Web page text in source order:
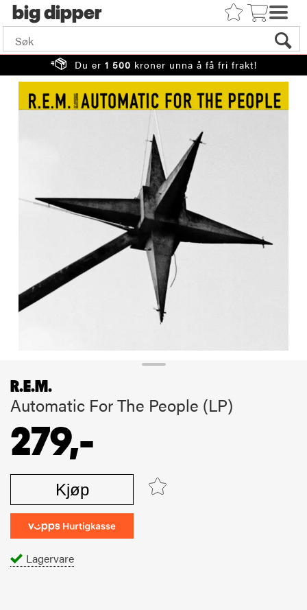
big
Du er 1 500 kroner unna å få fri frakt!
R.E.M.
Automatic For The People (LP)
279,-
Kjøp
Lagervare